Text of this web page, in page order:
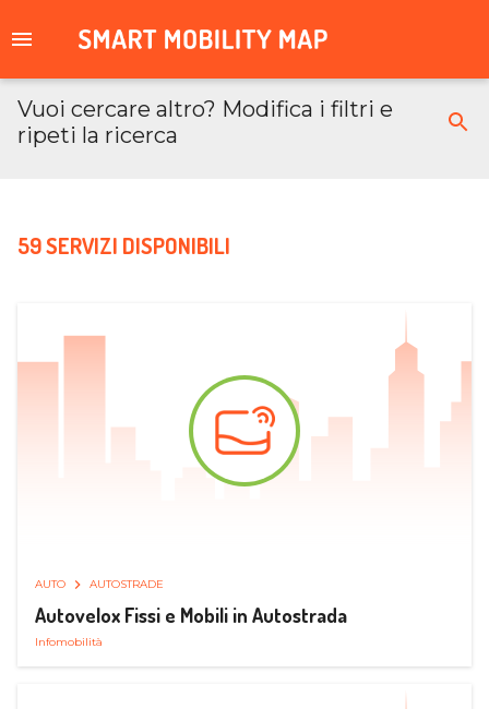
Vuoi cercare altro? Modifica i filtri e
ripeti la ricerca
59 SERVIZI DISPONIBILI
AUTO AUTOSTRADE
Autovelox Fissi e Mobili in Autostrada
Infomobilità